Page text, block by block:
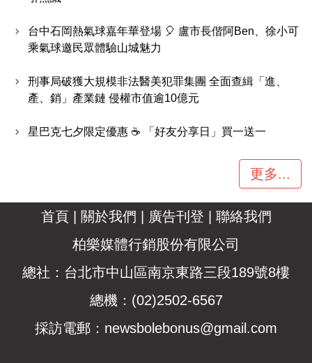
台中石岡熱氣球嘉年華登場 🎈 盧市長偕阿Ben、徐小可
乘氣球邀民眾體驗山城魅力
刑事局破獲大規模非法醫美犯罪集團 全面查緝「進、
產、銷」產業鏈 侵權市值逾10億元
星巴克七夕限定優惠 ☕ 「好友分享日」買一送一
更多...
首頁 關於我們 廣告刊登
聯絡我們
柏樂媒體行銷股份有限公司
總社：台北市中山區南京東路三段189號8樓
總機：(02)2502-6567
採訪電郵： newsbolebonus@gmail.com